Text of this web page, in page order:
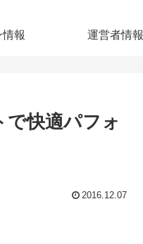
情報 運営者情報
快適パフォ
2016.12.07